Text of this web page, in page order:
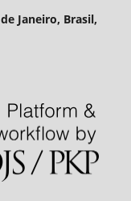
Janeiro, Brasil,